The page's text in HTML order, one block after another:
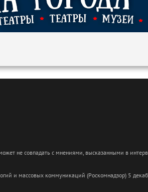
не совпадать с мнениями, высказанными в
и массовых коммуникаций (Роскомнадзор) 5